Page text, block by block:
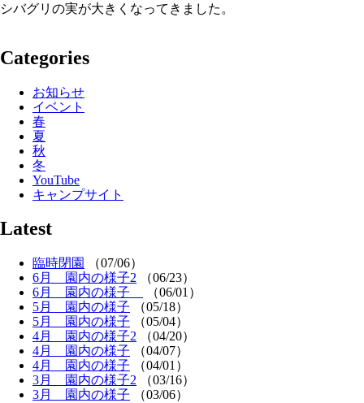
シバグリの実が大きくなってきました。
Categories
お知らせ
イベント
春
夏
秋
冬
YouTube
キャンプサイト
Latest
臨時閉園
（07/06）
6月 園内の様子2
（06/23）
6月 園内の様子
（06/01）
5月 園内の様子
（05/18）
5月 園内の様子
（05/04）
4月 園内の様子2
（04/20）
4月 園内の様子
（04/07）
4月 園内の様子
（04/01）
3月 園内の様子2
（03/16）
3月 園内の様子
（03/06）